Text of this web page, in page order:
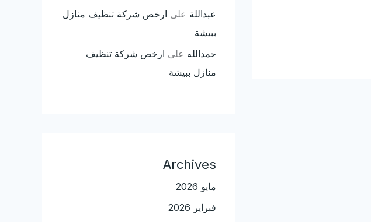
عبداللة على ارخص شركة تنظيف منازل
ببيشة
حمدالله على ارخص شركة تنظيف
منازل ببيشة
Archives
مايو 2026
فبراير 2026